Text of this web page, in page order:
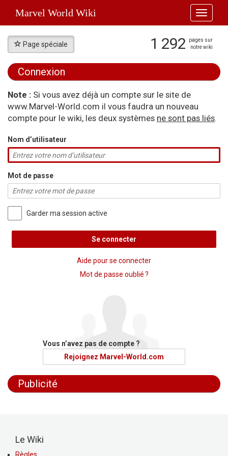
Toggle
Marvel World Wiki
Page spéciale 1 292
pages sur
notre wiki
Connexion
Note : Si vous avez déjà un compte sur le site de
www.Marvel-World.com il vous faudra un nouveau
compte pour le wiki, les deux systèmes ne sont pas liés.
Nom d’utilisateur
Mot de passe
Garder ma session active
Se connecter
Aide pour se connecter
Mot de passe oublié ?
Vous n’avez pas de compte ?
Rejoignez Marvel-World.com
Publicité
Le Wiki